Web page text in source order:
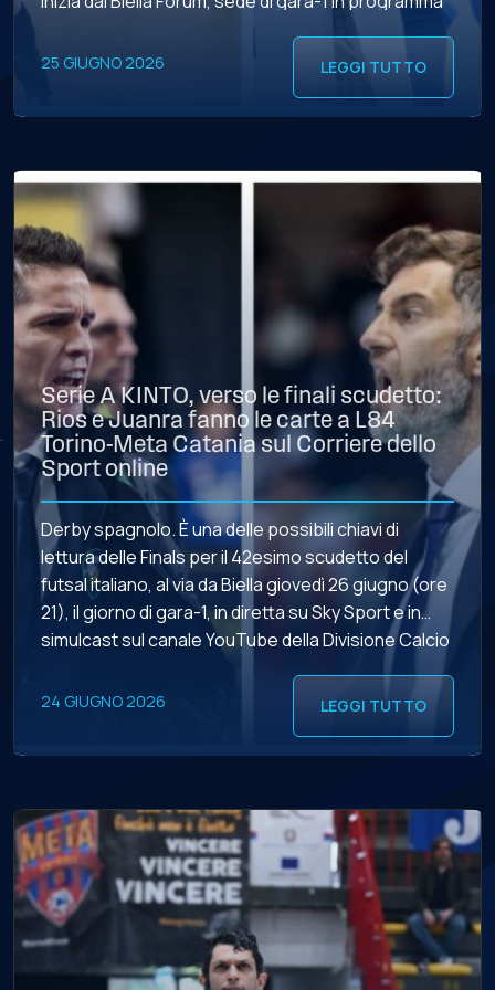
stasera alle 21, in diretta sul 201 di Sky Sport e in
simulcast sul […]
25 GIUGNO 2026 LEGGI TUTTO
Serie A KINTO, verso le finali scudetto:
Rios e Juanra fanno le carte a L84
Torino-Meta Catania sul Corriere dello
Sport online
Derby spagnolo. È una delle possibili chiavi di
lettura delle Finals per il 42esimo scudetto del
futsal italiano, al via da Biella giovedì 26 giugno (ore
21), il giorno di gara-1, in diretta su Sky Sport e in
simulcast sul canale YouTube della Divisione Calcio
24 GIUGNO 2026 LEGGI TUTTO